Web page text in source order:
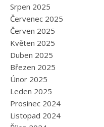
Srpen 2025
Červenec 2025
Červen 2025
Květen 2025
Duben 2025
Březen 2025
Únor 2025
Leden 2025
Prosinec 2024
Listopad 2024